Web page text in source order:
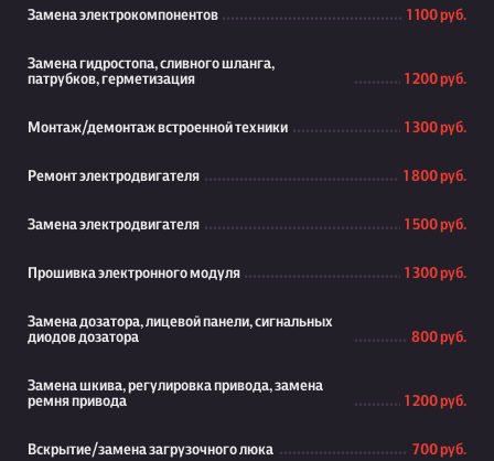
Замена электрокомпонентов 1 100 руб.
Замена гидростопа, сливного шланга,
патрубков, герметизация
1 200 руб.
Монтаж/демонтаж встроенной техники 1 300 руб.
Ремонт электродвигателя 1 800 руб.
Замена электродвигателя 1 500 руб.
Прошивка электронного модуля 1 300 руб.
Замена дозатора, лицевой панели, сигнальных
диодов дозатора
800 руб.
Замена шкива, регулировка привода, замена
ремня привода
1 200 руб.
Вскрытие/замена загрузочного люка 700 руб.